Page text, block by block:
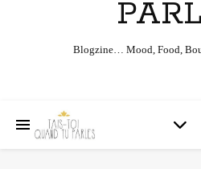
Blogzine… Mood, Food,